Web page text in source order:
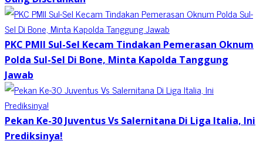
PKC PMII Sul-Sel Kecam Tindakan Pemerasan Oknum
Polda Sul-Sel Di Bone, Minta Kapolda Tanggung
Jawab
Pekan Ke-30 Juventus Vs Salernitana Di Liga Italia, Ini
Prediksinya!